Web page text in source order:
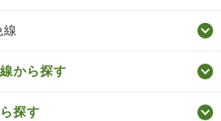
線
から探す
探す